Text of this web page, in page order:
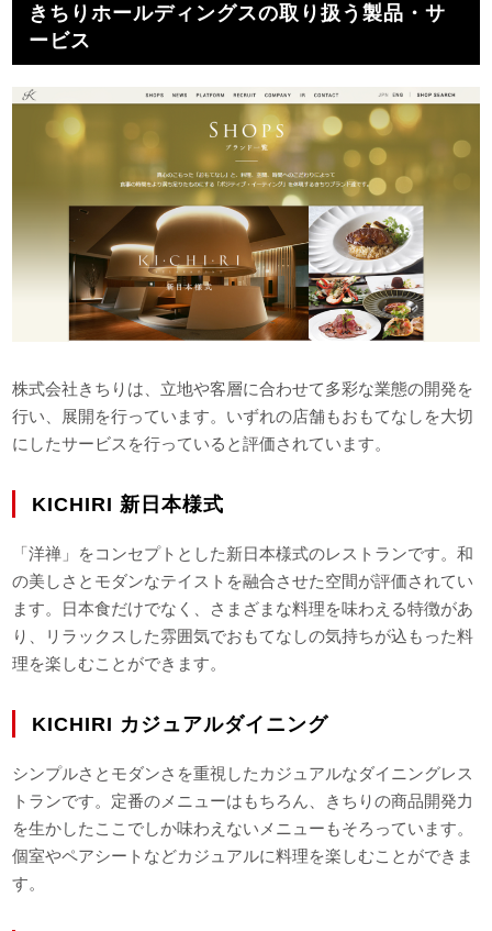
きちりホールディングスの取り扱う製品・サ
ービス
株式会社きちりは、立地や客層に合わせて多彩な業態の開発を
行い、展開を行っています。いずれの店舗もおもてなしを大切
にしたサービスを行っていると評価されています。
KICHIRI 新日本様式
「洋禅」をコンセプトとした新日本様式のレストランです。和
の美しさとモダンなテイストを融合させた空間が評価されてい
ます。日本食だけでなく、さまざまな料理を味わえる特徴があ
り、リラックスした雰囲気でおもてなしの気持ちが込もった料
理を楽しむことができます。
KICHIRI カジュアルダイニング
シンプルさとモダンさを重視したカジュアルなダイニングレス
トランです。定番のメニューはもちろん、きちりの商品開発力
を生かしたここでしか味わえないメニューもそろっています。
個室やペアシートなどカジュアルに料理を楽しむことができま
す。